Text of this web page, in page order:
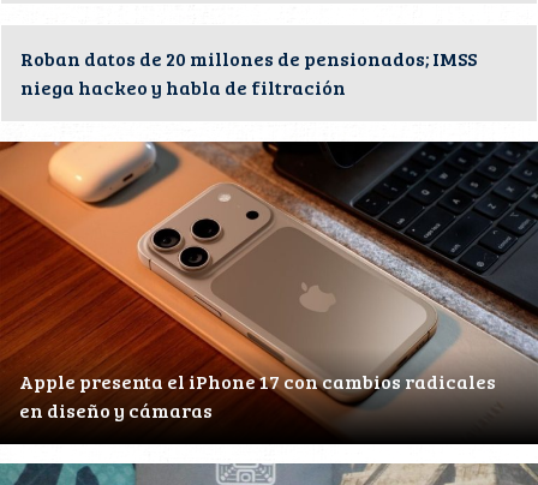
Roban datos de 20 millones de pensionados; IMSS
niega hackeo y habla de filtración
Apple presenta el iPhone 17 con cambios radicales
en diseño y cámaras